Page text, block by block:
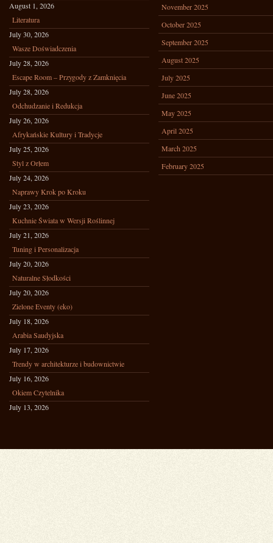
August 1, 2026
Literatura
July 30, 2026
Wasze Doświadczenia
July 28, 2026
Escape Room – Przygody z Zamknięcia
July 28, 2026
Odchudzanie i Redukcja
July 26, 2026
Afrykańskie Kultury i Tradycje
July 25, 2026
Styl z Orłem
July 24, 2026
Naprawy Krok po Kroku
July 23, 2026
Kuchnie Świata w Wersji Roślinnej
July 21, 2026
Tuning i Personalizacja
July 20, 2026
Naturalne Słodkości
July 20, 2026
Zielone Eventy (eko)
July 18, 2026
Arabia Saudyjska
July 17, 2026
Trendy w architekturze i budownictwie
July 16, 2026
Okiem Czytelnika
July 13, 2026
November 2025
October 2025
September 2025
August 2025
July 2025
June 2025
May 2025
April 2025
March 2025
February 2025